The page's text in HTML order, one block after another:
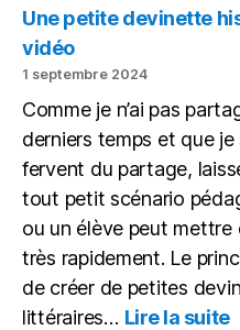
l’IA,
tout
le
monde
à
égalité
Une petite devinette
vidéo
1 septembre 2024
Comme je n’ai pas
derniers temps et que
fervent du partage,
tout petit scénario
ou un élève peut
très rapidement. Le
de créer de petites
littéraires… Lire la suite: